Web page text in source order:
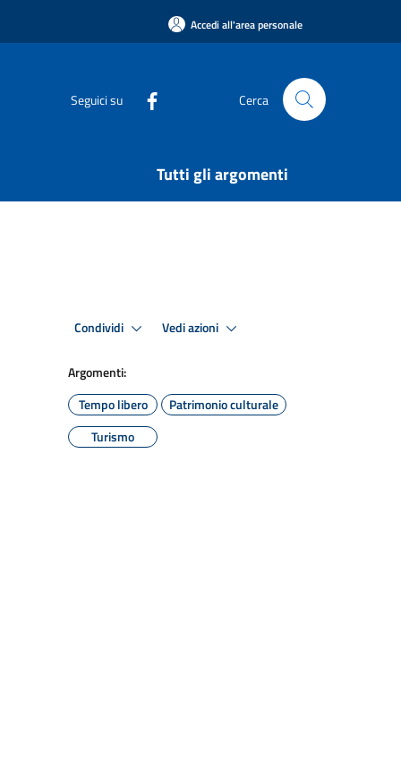
Accedi all'area personale
Seguici su Cerca
Tutti gli argomenti
Condividi Vedi azioni
Argomenti:
Tempo libero
Patrimonio culturale
Turismo